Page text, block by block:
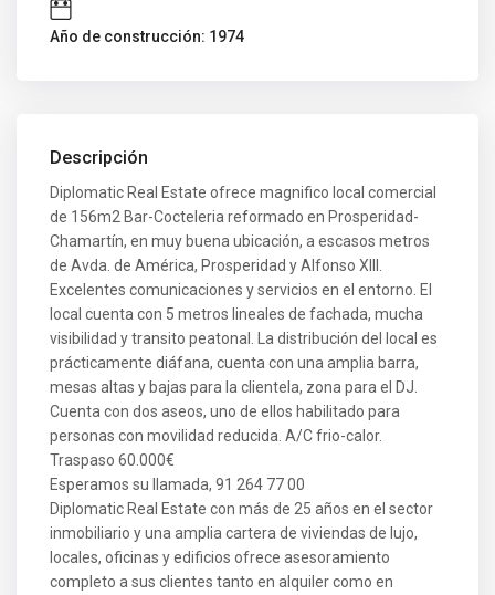
Año de construcción: 1974
Descripción
Diplomatic Real Estate ofrece magnifico local comercial
de 156m2 Bar-Cocteleria reformado en Prosperidad-
Chamartín, en muy buena ubicación, a escasos metros
de Avda. de América, Prosperidad y Alfonso XIII.
Excelentes comunicaciones y servicios en el entorno. El
local cuenta con 5 metros lineales de fachada, mucha
visibilidad y transito peatonal. La distribución del local es
prácticamente diáfana, cuenta con una amplia barra,
mesas altas y bajas para la clientela, zona para el DJ.
Cuenta con dos aseos, uno de ellos habilitado para
personas con movilidad reducida. A/C frio-calor.
Traspaso 60.000€
Esperamos su llamada, 91 264 77 00
Diplomatic Real Estate con más de 25 años en el sector
inmobiliario y una amplia cartera de viviendas de lujo,
locales, oficinas y edificios ofrece asesoramiento
completo a sus clientes tanto en alquiler como en